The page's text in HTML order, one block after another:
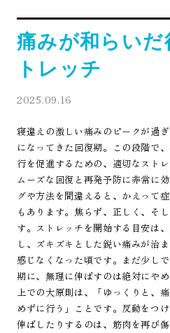
痛みが和らいだ
トレッチ
2025.09.16
寝違えの激しい痛みのピークが過
になってきた回復期。この段階で
行を促進するための、適切なスト
ムーズな回復と再発予防に非常に
グや方法を間違えると、かえって
もあります。焦らず、正しく、そ
す。ストレッチを開始する目安は
し、ズキズキとした鋭い痛みが治
感じなくなった頃です。まだ少し
期に、無理に伸ばすのは絶対にや
上での大原則は、「ゆっくりと、
めずに行う」ことです。反動をつ
伸ばしたりするのは、筋肉を再び